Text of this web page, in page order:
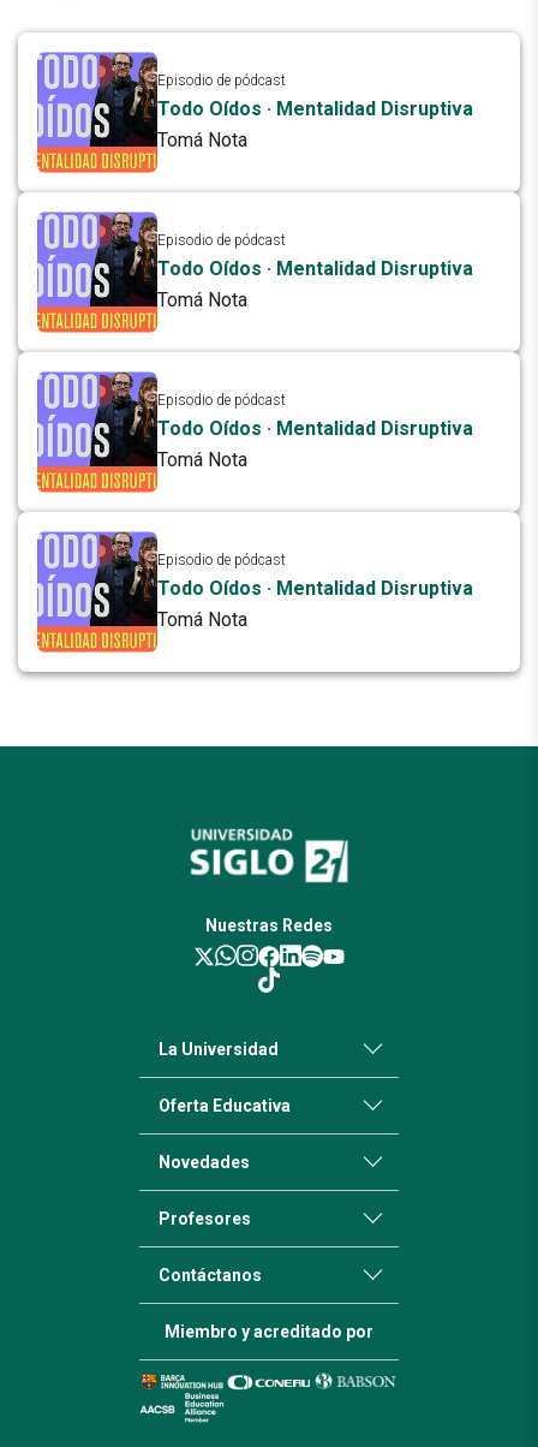
Episodio de pódcast
Todo Oídos · Mentalidad Disruptiva
Tomá Nota
Episodio de pódcast
Todo Oídos · Mentalidad Disruptiva
Tomá Nota
Episodio de pódcast
Todo Oídos · Mentalidad Disruptiva
Tomá Nota
Episodio de pódcast
Todo Oídos · Mentalidad Disruptiva
Tomá Nota
Nuestras Redes
La Universidad
Oferta Educativa
Novedades
Profesores
Contáctanos
Miembro y acreditado por